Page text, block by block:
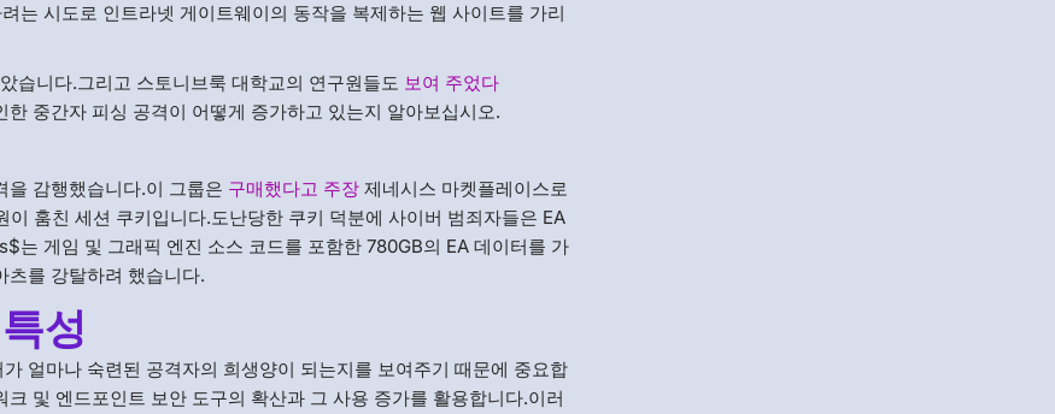
는 시도로 인트라넷 게이트웨이의 동작을 복제하는 웹 사이트를 가리
습니다.그리고 스토니브룩 대학교의 연구원들도 보여 주었다
중간자 피싱 공격이 어떻게 증가하고 있는지 알아보십시오.
감행했습니다.이 그룹은 구매했다고 주장 제네시스 마켓플레이스로
훔친 세션 쿠키입니다.도난당한 쿠키 덕분에 사이버 범죄자들은 EA
는 게임 및 그래픽 엔진 소스 코드를 포함한 780GB의 EA 데이터를 가
츠를 강탈하려 했습니다.
성
얼마나 숙련된 공격자의 희생양이 되는지를 보여주기 때문에 중요합
및 엔드포인트 보안 도구의 확산과 그 사용 증가를 활용합니다.이러